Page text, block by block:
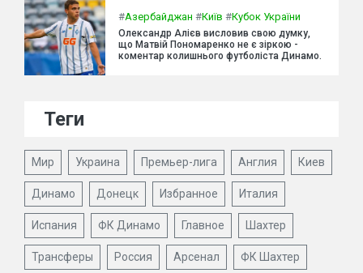
#Азербайджан #Київ #Кубок України
Олександр Алієв висловив свою думку,
що Матвій Пономаренко не є зіркою -
коментар колишнього футболіста Динамо.
Теги
Мир Украина Премьер-лига Англия Киев
Динамо Донецк Избранное Италия
Испания ФК Динамо Главное Шахтер
Трансферы Россия Арсенал ФК Шахтер